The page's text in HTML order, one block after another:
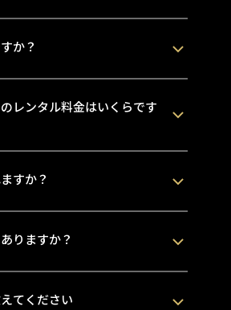
か？
レンタル料金はいくらです
すか？
りますか？
てください